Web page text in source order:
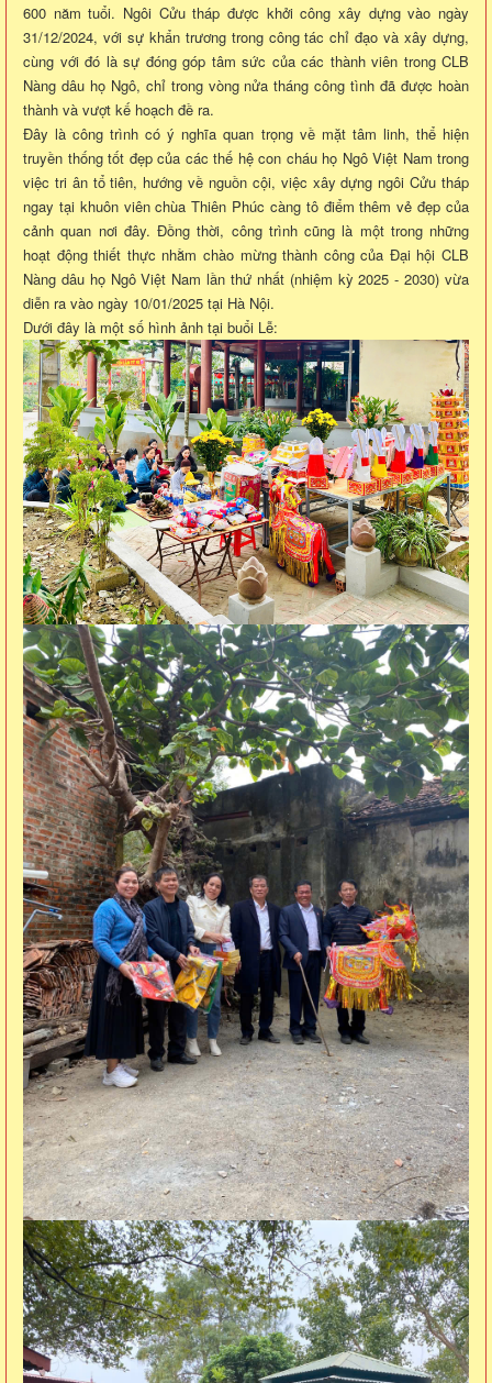
600 năm tuổi. Ngôi Cửu tháp được khởi công xây dựng vào ngày
31/12/2024, với sự khẩn trương trong công tác chỉ đạo và xây dựng,
cùng với đó là sự đóng góp tâm sức của các thành viên trong CLB
Nàng dâu họ Ngô, chỉ trong vòng nửa tháng công tình đã được hoàn
thành và vượt kế hoạch đề ra.
Đây là công trình có ý nghĩa quan trọng về mặt tâm linh, thể hiện
truyền thống tốt đẹp của các thế hệ con cháu họ Ngô Việt Nam trong
việc tri ân tổ tiên, hướng về nguồn cội, việc xây dựng ngôi Cửu tháp
ngay tại khuôn viên chùa Thiên Phúc càng tô điểm thêm vẻ đẹp của
cảnh quan nơi đây. Đồng thời, công trình cũng là một trong những
hoạt động thiết thực nhằm chào mừng thành công của Đại hội CLB
Nàng dâu họ Ngô Việt Nam lần thứ nhất (nhiệm kỳ 2025 - 2030) vừa
diễn ra vào ngày 10/01/2025 tại Hà Nội.
Dưới đây là một số hình ảnh tại buổi Lễ: